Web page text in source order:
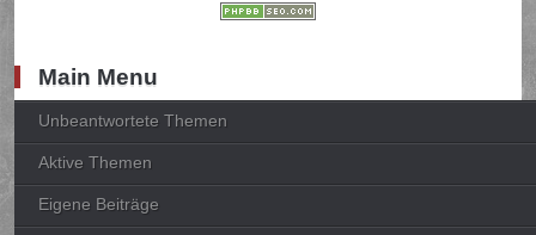
Main Menu
Unbeantwortete Themen
Aktive Themen
Eigene Beiträge